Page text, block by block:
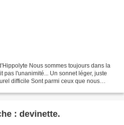
Nous sommes toujours dans la
pas l'unanimité... Un sonnet léger, juste
difficile Sont parmi ceux que nous
: devinette.